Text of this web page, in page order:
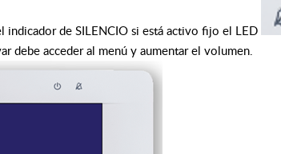
indicador de SILENCIO si está activo fijo el LED
debe acceder al menú y aumentar el volumen.